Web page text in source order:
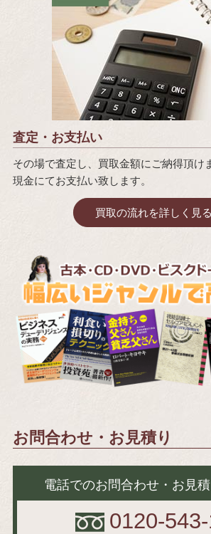
査定・お支払い
その場で査定し、買取金額にご納得頂け
現金にてお支払い致します。
買取の流れを詳しく見る
お問合わせ・お見積り
電話でのお問合わせ・お見
0120-